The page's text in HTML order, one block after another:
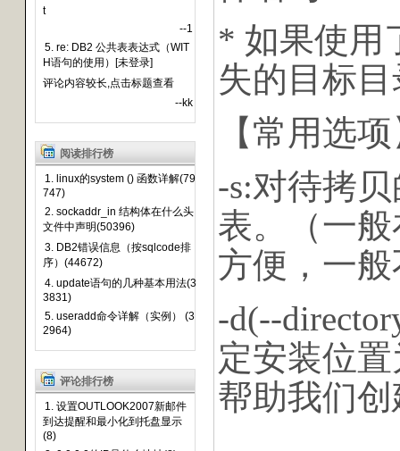
t
--1
5. re: DB2 公共表表达式（WIT
H语句的使用）[未登录]
评论内容较长,点击标题查看
--kk
阅读排行榜
1. linux的system () 函数详解(79
747)
2. sockaddr_in 结构体在什么头
文件中声明(50396)
3. DB2错误信息（按sqlcode排
序）(44672)
4. update语句的几种基本用法(3
3831)
5. useradd命令详解（实例） (3
2964)
评论排行榜
1. 设置OUTLOOK2007新邮件
到达提醒和最小化到托盘显示
(8)
* 如果使用
失的目标目
【常用选
-s:对待拷
表。（一
方便，一
-d(--
定安装位置
帮助我们